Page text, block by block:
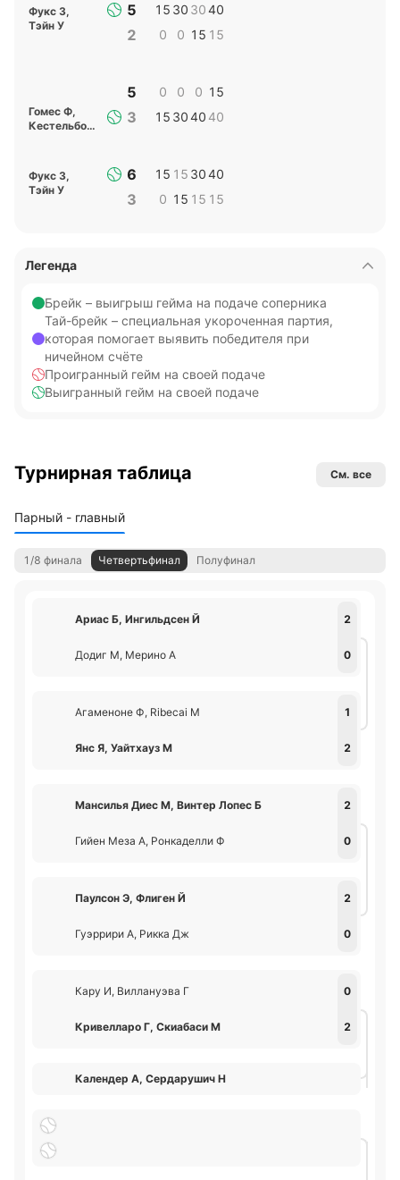
Фукс З,
Тэйн У
5
2
15
0
30
0
30
15
40
15
Гомес Ф,
Кестельбойм М
5
3
0
15
0
30
0
40
15
40
Фукс З,
Тэйн У
6
3
15
0
15
15
30
15
40
15
Легенда
Брейк – выигрыш гейма на подаче соперника
Тай-брейк – специальная укороченная партия,
которая помогает выявить победителя при
ничейном счёте
Проигранный гейм на своей подаче
Выигранный гейм на своей подаче
Турнирная таблица См. все
Парный - главный
1/8 финала Четвертьфинал Полуфинал
Ариас Б, Ингильдсен Й 2
Додиг М, Мерино А 0
Агаменоне Ф, Ribecai М 1
Янс Я, Уайтхауз М 2
Мансилья Диес М, Винтер Лопес Б 2
Гийен Меза А, Ронкаделли Ф 0
Паулсон Э, Флиген Й 2
Гуэррири А, Рикка Дж 0
Кару И, Виллануэва Г 0
Кривелларо Г, Скиабаси М 2
Календер А, Сердарушич Н